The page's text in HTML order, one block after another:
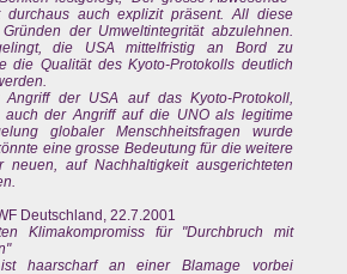
auch explizit präsent. All diese
der Umweltintegrität abzulehnen.
die USA mittelfristig an Bord zu
die Qualität des Kyoto-Protokolls deutlich
der USA auf das Kyoto-Protokoll,
auch der Angriff auf die UNO als legitime
globaler Menschheitsfragen wurde
eine grosse Bedeutung für die weitere
neuen, auf Nachhaltigkeit ausgerichteten
Deutschland, 22.7.2001
Klimakompromiss für "Durchbruch mit
haarscharf an einer Blamage vorbei